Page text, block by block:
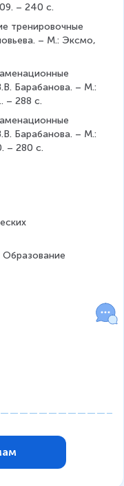
– 240 с.
тренировочные
– М.: Эксмо,
Барабанова. – М.:
– 288 с.
Барабанова. – М.:
– 280 с.